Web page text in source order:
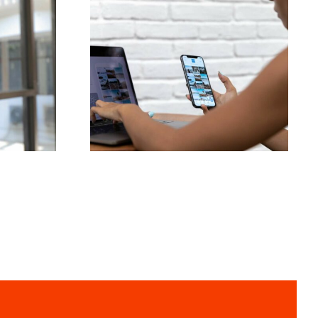
Le 3 migliori
piattaforme per
trovare idee di UGC
(Contenuti Generati
dagli Utenti)